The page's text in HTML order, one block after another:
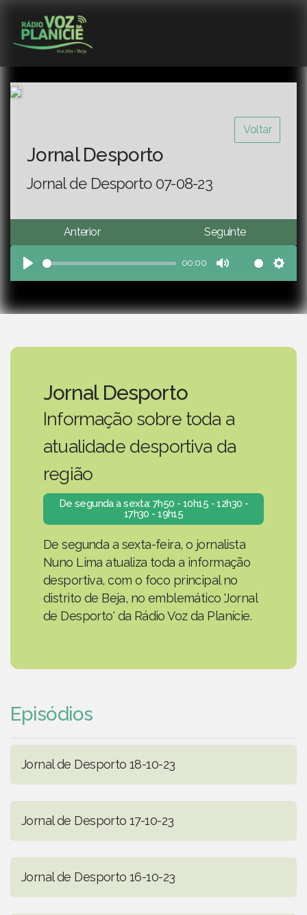
Voltar
Jornal Desporto
Jornal de Desporto 07-08-23
Anterior Seguinte
Play
00:00
Mute
Jornal Desporto
Informação sobre toda a
atualidade desportiva da
região
De segunda a sexta: 7h50 - 10h15 - 12h30 -
17h30 - 19h15
De segunda a sexta-feira, o jornalista
Nuno Lima atualiza toda a informação
desportiva, com o foco principal no
distrito de Beja, no emblemático 'Jornal
de Desporto' da Rádio Voz da Planície.
Episódios
Jornal de Desporto 18-10-23
Jornal de Desporto 17-10-23
Jornal de Desporto 16-10-23